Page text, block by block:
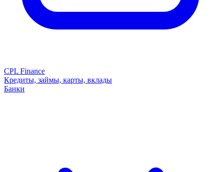
CPL Finance
Кредиты, займы, карты, вклады
Банки